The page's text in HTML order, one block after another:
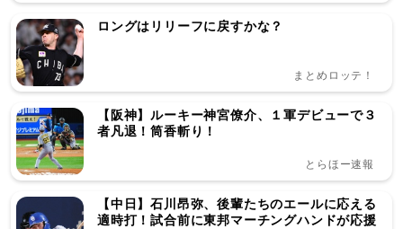
ロングはリリーフに戻すかな？
まとめロッテ！
【阪神】ルーキー神宮僚介、１軍デビューで３
者凡退！筒香斬り！
とらほー速報
【中日】石川昂弥、後輩たちのエールに応える
適時打！試合前に東邦マーチングハンドが応援